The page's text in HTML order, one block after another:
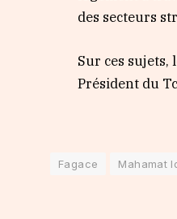
des secteurs
Sur ces sujets,
Président du
Fagace Mahamat